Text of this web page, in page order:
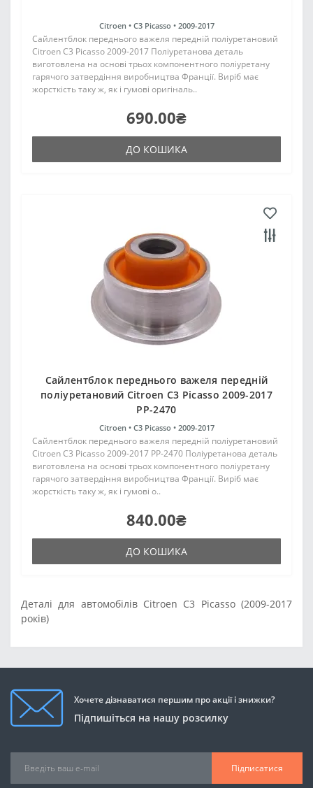
Citroen • C3 Picasso • 2009-2017
Сайлентблок переднього важеля передній поліуретановий
Citroen C3 Picasso 2009-2017 Поліуретанова деталь
виготовлена на основі трьох компонентного поліуретану
гарячого затвердіння виробництва Франції. Виріб має
жорсткість таку ж, як і гумові оригіналь..
690.00₴
ДО КОШИКА
Сайлентблок переднього важеля передній
поліуретановий Citroen C3 Picasso 2009-2017
PP-2470
Citroen • C3 Picasso • 2009-2017
Сайлентблок переднього важеля передній поліуретановий
Citroen C3 Picasso 2009-2017 PP-2470 Поліуретанова деталь
виготовлена на основі трьох компонентного поліуретану
гарячого затвердіння виробництва Франції. Виріб має
жорсткість таку ж, як і гумові о..
840.00₴
ДО КОШИКА
Деталі для автомобілів Citroen C3 Picasso (2009-2017
років)
Хочете дізнаватися першим про акції і знижки?
Підпишіться на нашу розсилку
Підписатися